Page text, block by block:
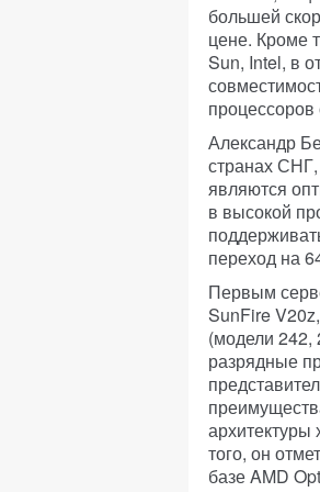
большей
цене. Кроме
Sun, Intel, в
процессоров
Александр
странах
являются
в высокой
переход на
Первым
SunFire
(модели 242,
разрядные
того, он
базе AMD